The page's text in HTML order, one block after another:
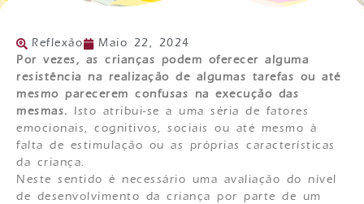
Reflexão
Maio 22, 2024
Por vezes, as crianças podem oferecer alguma
resistência na realização de algumas tarefas ou até
mesmo parecerem confusas na execução das
mesmas. Isto atribui-se a uma séria de fatores
emocionais, cognitivos, sociais ou até mesmo à
falta de estimulação ou as próprias características
da criança.
Neste sentido é necessário uma avaliação do nível
de desenvolvimento da criança por parte de um